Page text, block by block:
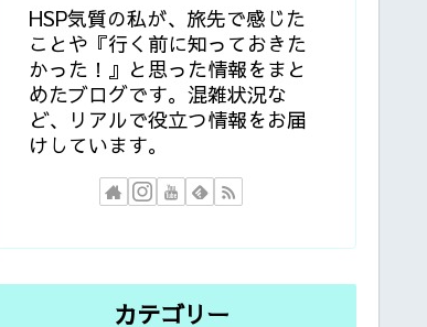
HSP気質の私が、旅先で感じた
ことや『行く前に知っておきた
かった！』と思った情報をまと
めたブログです。混雑状況な
ど、リアルで役立つ情報をお届
けしています。
カテゴリー